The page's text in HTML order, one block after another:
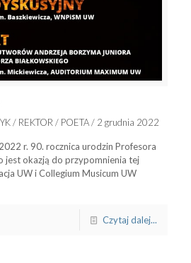
/ REKTOR / POETA / 2 grudnia 2022
r. 90. rocznica urodzin Profesora
jest okazją do przypomnienia tej
UW i Collegium Musicum UW
Czytaj dalej...